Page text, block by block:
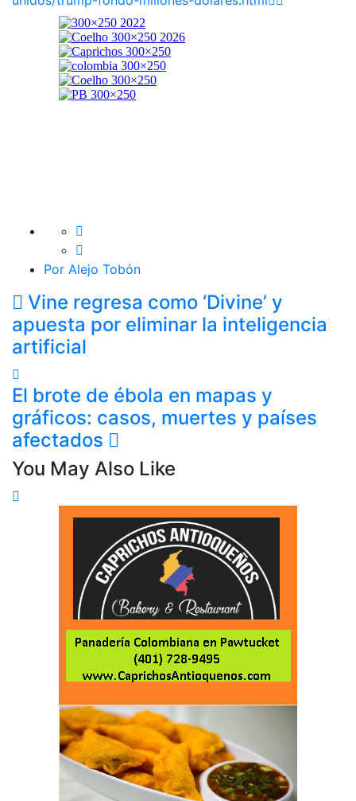
Por Alejo Tobón
Vine regresa como ‘Divine’ y
apuesta por eliminar la inteligencia
artificial
El brote de ébola en mapas y
gráficos: casos, muertes y países
afectados
You May Also Like